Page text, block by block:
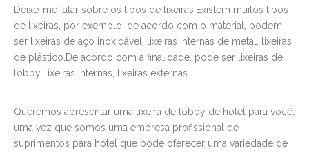
Deixe-me falar sobre os tipos de lixeiras.Existem muitos tipos
de lixeiras, por exemplo, de acordo com o material, podem
ser lixeiras de aço inoxidável, lixeiras internas de metal, lixeiras
de plástico.De acordo com a finalidade, pode ser lixeiras de
lobby, lixeiras internas, lixeiras externas.
Queremos apresentar uma lixeira de lobby de hotel para você,
uma vez que somos uma empresa profissional de
suprimentos para hotel que pode oferecer uma variedade de